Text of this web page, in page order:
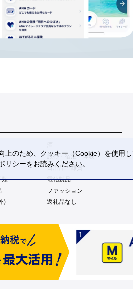
旅行・宿泊・体験
日用品・雑貨
類
電化製品
ファッション
) 返礼品なし
上のため、クッキー（Cookie）を使用
リシーをお読みください。